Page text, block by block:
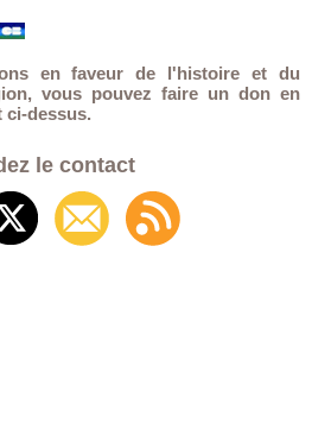
en faveur de l'histoire et du
vous pouvez faire un don en
ci-dessus.
le contact